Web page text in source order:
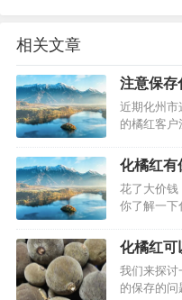
相关文章
注意保存
了
近期化州市
的橘红客
分，否则
烈的太阳
明袋，密封
样的，这
化橘红有
花了大价钱
你了解一下
目记载：
存，是可以
品，例如装
愈良的，
化橘红可
我们来探讨
的保存的